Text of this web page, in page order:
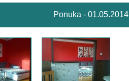
Ponuka - 01.05.2014